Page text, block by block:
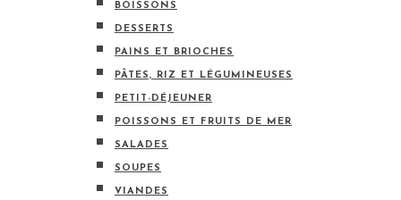
BOISSONS
DESSERTS
PAINS ET BRIOCHES
PÂTES, RIZ ET LÉGUMINEUSES
PETIT-DÉJEUNER
POISSONS ET FRUITS DE MER
SALADES
SOUPES
VIANDES